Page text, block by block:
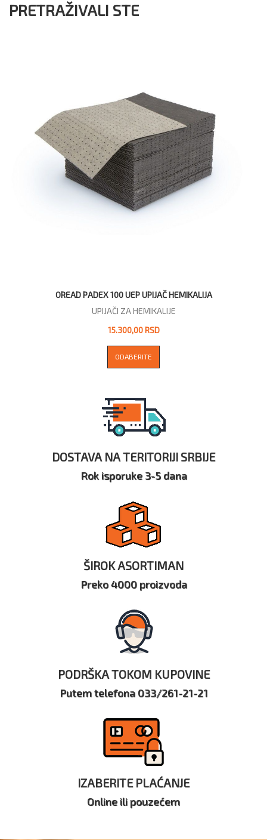
PRETRAŽIVALI STE
OREAD PADEX 100 UEP UPIJAČ HEMIKALIJA
UPIJAČI ZA HEMIKALIJE
15.300,00 RSD
ODABERITE
DOSTAVA NA TERITORIJI SRBIJE
Rok isporuke 3-5 dana
ŠIROK ASORTIMAN
Preko 4000 proizvoda
PODRŠKA TOKOM KUPOVINE
Putem telefona 033/261-21-21
IZABERITE PLAĆANJE
Online ili pouzećem